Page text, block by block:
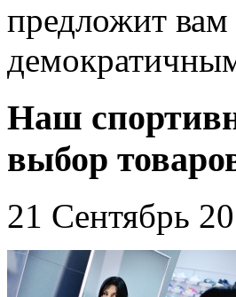
предложит
Наш
выбор
21 Сентябрь